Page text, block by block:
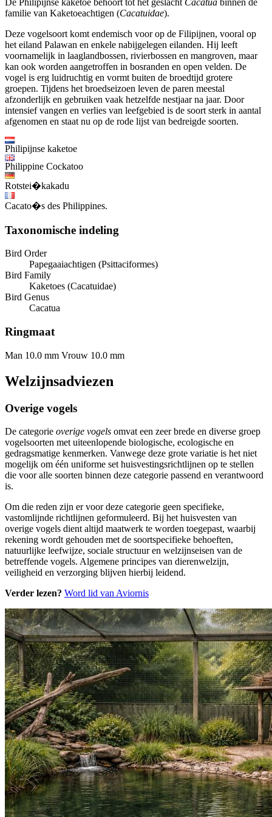
De Philipijnse kaketoe behoort tot het geslacht Cacatua binnen de
familie van Kaketoeachtigen (Cacatuidae).
Deze vogelsoort komt endemisch voor op de Filipijnen, vooral op
het eiland Palawan en enkele nabijgelegen eilanden. Hij leeft
voornamelijk in laaglandbossen, rivierbossen en mangroven, maar
kan ook worden aangetroffen in bosranden en open velden. De
vogel is erg luidruchtig en vormt buiten de broedtijd grotere
groepen. Tijdens het broedseizoen leven de paren meestal
afzonderlijk en gebruiken vaak hetzelfde nestjaar na jaar. Door
intensief vangen en verlies van leefgebied is de soort sterk in aantal
afgenomen en staat nu op de rode lijst van bedreigde soorten.
Philipijnse kaketoe
Philippine Cockatoo
Rotstei�kakadu
Cacato�s des Philippines.
Taxonomische indeling
Bird Order
Papegaaiachtigen (Psittaciformes)
Bird Family
Kaketoes (Cacatuidae)
Bird Genus
Cacatua
Ringmaat
Man 10.0 mm Vrouw 10.0 mm
Welzijnsadviezen
Overige vogels
De categorie overige vogels omvat een zeer brede en diverse groep
vogelsoorten met uiteenlopende biologische, ecologische en
gedragsmatige kenmerken. Vanwege deze grote variatie is het niet
mogelijk om één uniforme set huisvestingsrichtlijnen op te stellen
die voor alle soorten binnen deze categorie passend en verantwoord
is.
Om die reden zijn er voor deze categorie geen specifieke,
vastomlijnde richtlijnen geformuleerd. Bij het huisvesten van
overige vogels dient altijd maatwerk te worden toegepast, waarbij
rekening wordt gehouden met de soortspecifieke behoeften,
natuurlijke leefwijze, sociale structuur en welzijnseisen van de
betreffende vogels. Algemene principes van dierenwelzijn,
veiligheid en verzorging blijven hierbij leidend.
Verder lezen? Word lid van Aviornis